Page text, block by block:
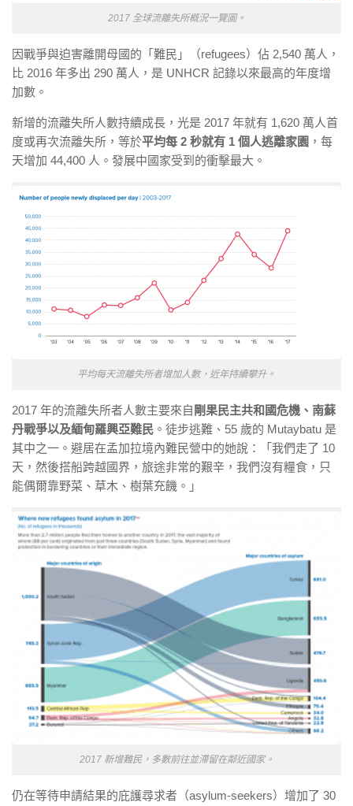
2017 全球流離失所概況一覽圖。
因戰爭與迫害離開母國的「難民」（refugees）佔 2,540 萬人，
比 2016 年多出 290 萬人，是 UNHCR 記錄以來最高的年度增
加數。
新增的流離失所人數持續成長，光是 2017 年就有 1,620 萬人首
度或再次流離失所，等於平均每 2 秒就有 1 個人逃離家園 ，每
天增加 44,400 人。發展中國家受到的衝擊最大。
平均每天流離失所者增加人數，近年持續攀升。
2017 年的流離失所者人數主要來自 剛果民主共和國危機、南蘇
丹戰爭以及緬甸羅興亞難民 。徒步逃難、55 歲的 Mutaybatu 是
其中之一。避居在孟加拉境內難民營中的她說：「我們走了 10
天，然後搭船跨越國界，旅途非常的艱辛，我們沒有糧食，只
能偶爾靠野菜、草木、樹葉充饑。」
2017 新增難民，多數前往並滯留在鄰近國家。
仍在等待申請結果的庇護尋求者（asylum-seekers）增加了 30